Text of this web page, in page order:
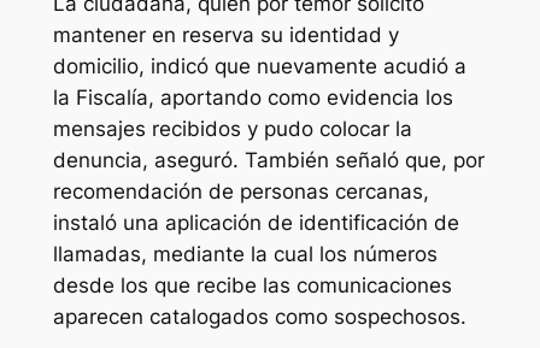
mantener en reserva su identidad y
domicilio, indicó que nuevamente acudió a
la Fiscalía, aportando como evidencia los
mensajes recibidos y pudo colocar la
denuncia, aseguró. También señaló que, por
recomendación de personas cercanas,
instaló una aplicación de identificación de
llamadas, mediante la cual los números
desde los que recibe las comunicaciones
aparecen catalogados como sospechosos.